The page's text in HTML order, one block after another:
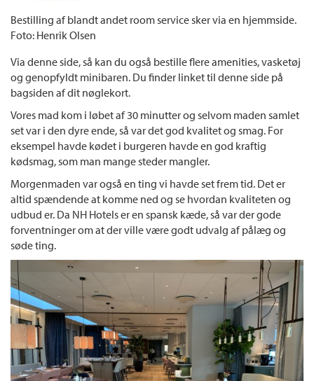
Bestilling af blandt andet room service sker via en hjemmside.
Foto: Henrik Olsen
Via denne side, så kan du også bestille flere amenities, vasketøj
og genopfyldt minibaren. Du finder linket til denne side på
bagsiden af dit nøglekort.
Vores mad kom i løbet af 30 minutter og selvom maden samlet
set var i den dyre ende, så var det god kvalitet og smag. For
eksempel havde kødet i burgeren havde en god kraftig
kødsmag, som man mange steder mangler.
Morgenmaden var også en ting vi havde set frem tid. Det er
altid spændende at komme ned og se hvordan kvaliteten og
udbud er. Da NH Hotels er en spansk kæde, så var der gode
forventninger om at der ville være godt udvalg af pålæg og
søde ting.